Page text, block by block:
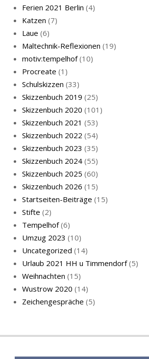
Katze sturmerprobt
KatzenFenster
Ferien 2021 Berlin (4)
Katzen (7)
Laue (6)
Maltechnik-Reflexionen (19)
motiv:tempelhof(10)
Procreate (1)
Schulskizzen (33)
Skizzenbuch 2019 (25)
Skizzenbuch 2020 (101)
Skizzenbuch 2021 (53)
Skizzenbuch 2022 (54)
Skizzenbuch 2023 (35)
Skizzenbuch 2024 (55)
Skizzenbuch 2025 (60)
Skizzenbuch 2026 (15)
Startseiten-Beiträge (15)
Stifte (2)
Tempelhof(6)
Umzug 2023 (10)
Uncategorized (14)
Urlaub 2021 HH u Timmendorf(5)
Weihnachten (15)
Wustrow 2020 (14)
Zeichengespräche (5)